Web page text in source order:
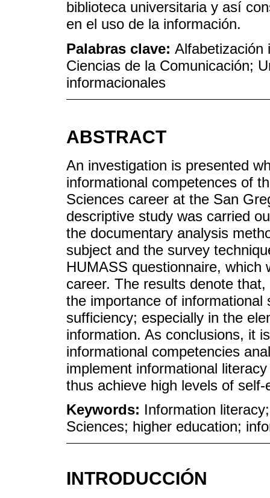
biblioteca universitaria y así
en el uso de la información.
Palabras clave: Alfabetización
Ciencias de la Comunicación;
informacionales
ABSTRACT
An investigation is presented
informational competences of
Sciences career at the San
descriptive study was carried
the documentary analysis
subject and the survey
HUMASS questionnaire,
career. The results denote
the importance of
sufficiency; especially in the
information. As conclusions, it
informational competencies
implement informational
thus achieve high levels of
Keywords: Information
Sciences; higher education;
INTRODUCCIÓN